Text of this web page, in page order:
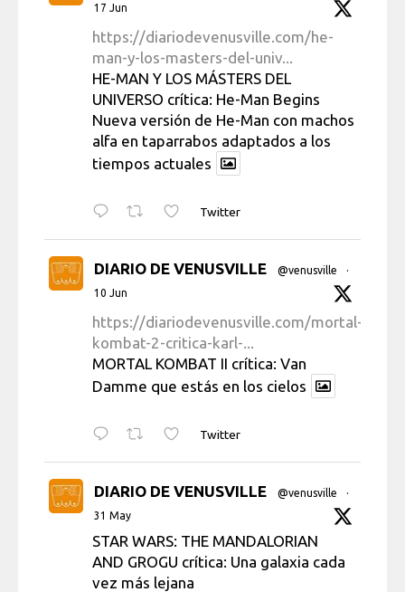
17 Jun
https://diariodevenusville.com/he-
man-y-los-masters-del-univ...
HE-MAN Y LOS MÁSTERS DEL
UNIVERSO crítica: He-Man Begins
Nueva versión de He-Man con machos
alfa en taparrabos adaptados a los
tiempos actuales
Twitter
DIARIO DE VENUSVILLE @venusville
·
10 Jun
https://diariodevenusville.com/mortal-
kombat-2-critica-karl-...
MORTAL KOMBAT II crítica: Van
Damme que estás en los cielos
Twitter
DIARIO DE VENUSVILLE @venusville
·
31 May
STAR WARS: THE MANDALORIAN
AND GROGU crítica: Una galaxia cada
vez más lejana